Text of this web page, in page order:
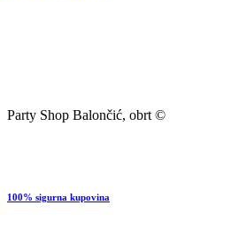
Party Shop Balončić, obrt ©
100% sigurna kupovina